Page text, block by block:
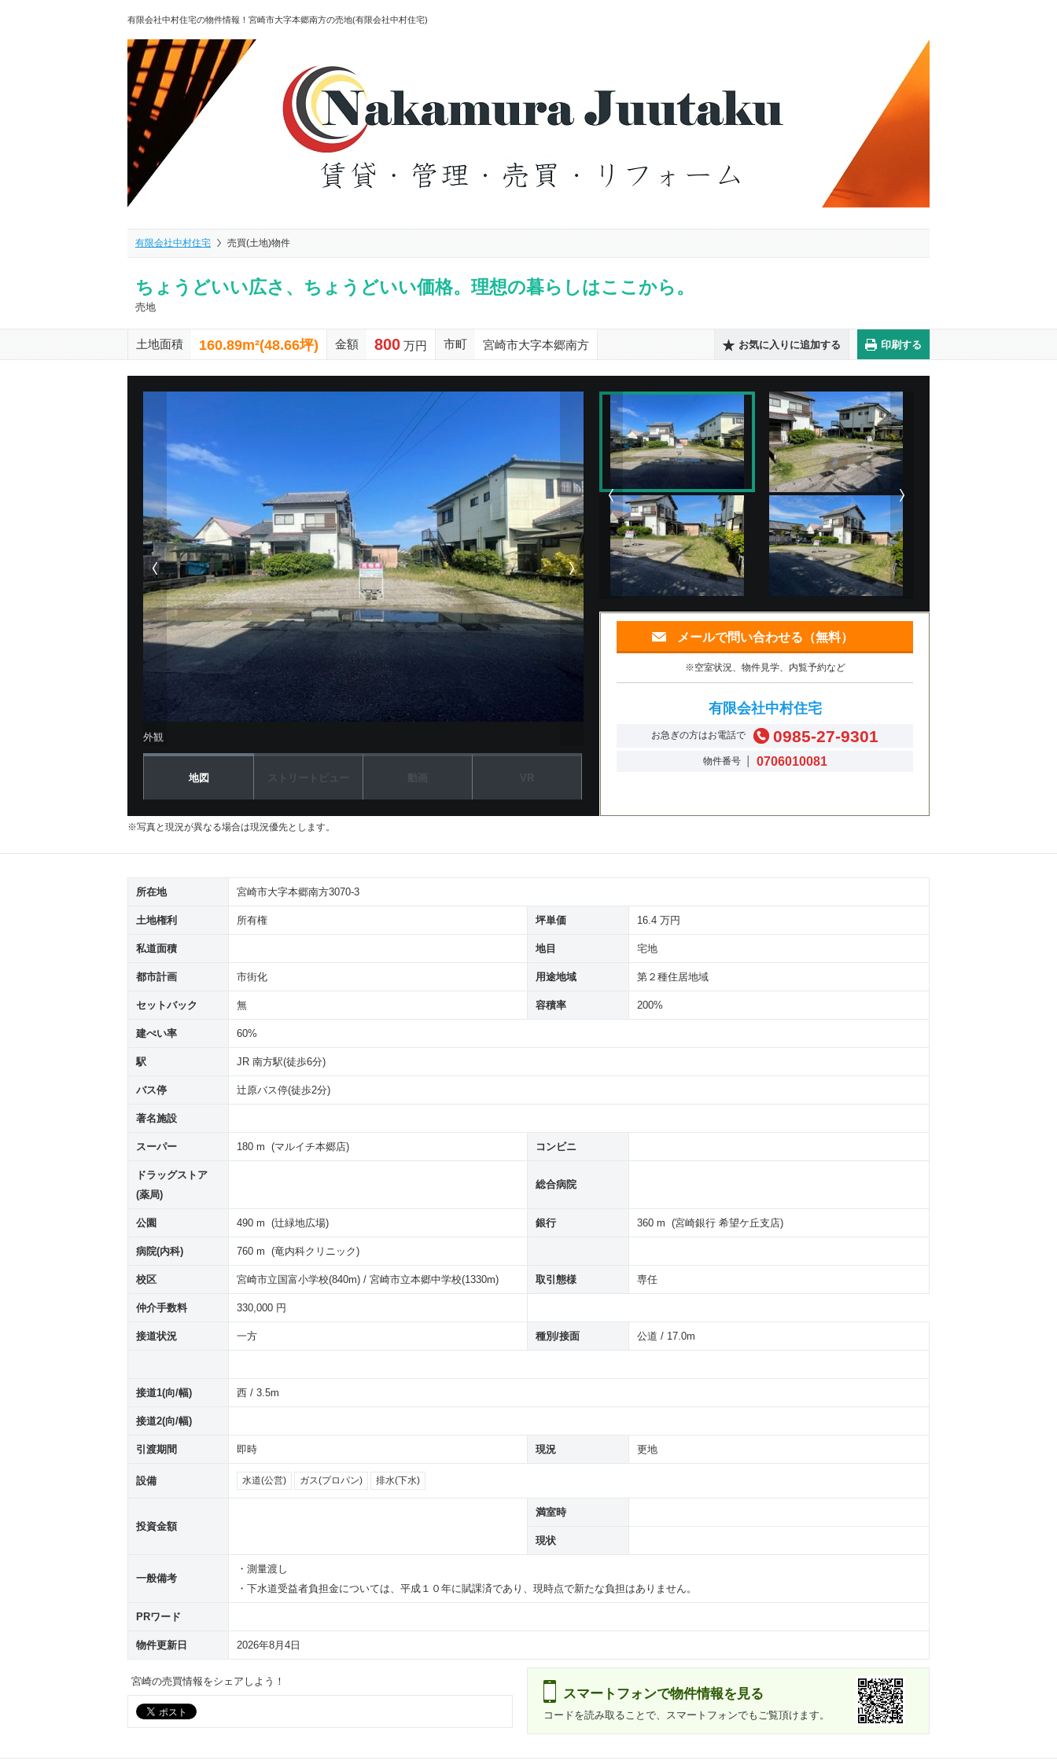
有限会社中村住宅の物件情報！宮崎市大字本郷南方の売地(有限会社中村住宅)
有限会社中村住宅 売買(土地)物件
ちょうどいい広さ、ちょうどいい価格。理想の暮らしはここから。
売地
土地面積 160.89m²(48.66坪) 金額 800万円 市町 宮崎市大字本郷南方 お気に入りに追加する 印刷する
メールで問い合わせる（無料）
※空室状況、物件見学、内覧予約など
有限会社中村住宅
お急ぎの方はお電話で 0985-27-9301
物件番号 │ 0706010081
前の物件画像 次の物件画像
外観
地図
※写真と現況が異なる場合は現況優先とします。
所在地 宮崎市大字本郷南方3070-3
土地権利 所有権 坪単価 16.4 万円
私道面積 地目 宅地
都市計画 市街化 用途地域 第２種住居地域
セットバック 無 容積率 200%
建ぺい率 60%
駅 JR 南方駅(徒歩6分)
バス停 辻原バス停(徒歩2分)
著名施設
スーパー 180 m (マルイチ本郷店) コンビニ
ドラッグストア
(薬局)
総合病院
公園 490 m (辻緑地広場) 銀行 360 m (宮崎銀行 希望ケ丘支店)
病院(内科) 760 m (竜内科クリニック)
校区 宮崎市立国富小学校(840m) / 宮崎市立本郷中学校(1330m) 取引態様 専任
仲介手数料 330,000 円
接道状況 一方 種別/接面 公道 / 17.0m
接道1(向/幅) 西 / 3.5m
接道2(向/幅)
引渡期間 即時 現況 更地
設備 水道(公営) ガス(プロパン) 排水(下水)
投資金額
満室時
現状
一般備考
・測量渡し
・下水道受益者負担金については、平成１０年に賦課済であり、現時点で新たな負担はありません。
PRワード
物件更新日 2026年8月4日
宮崎の売買情報をシェアしよう！
スマートフォンで物件情報を見る
コードを読み取ることで、スマートフォンでもご覧頂けます。